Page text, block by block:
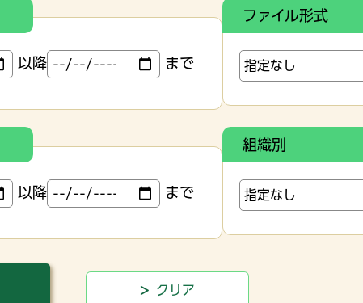
以降 まで
ファイル形式
以降 まで
組織別